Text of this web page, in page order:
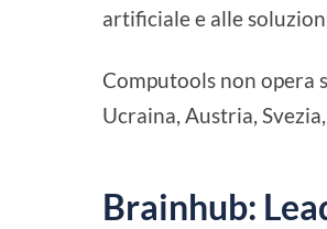
artificiale e alle
Computools non opera
Ucraina, Austria,
Brainhub: